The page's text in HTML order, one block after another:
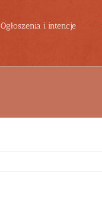
Ogłoszenia i intencje